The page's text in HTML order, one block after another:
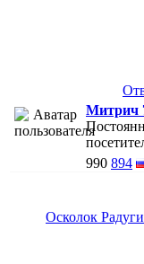
Митрич
990 894
Осколок Радуги